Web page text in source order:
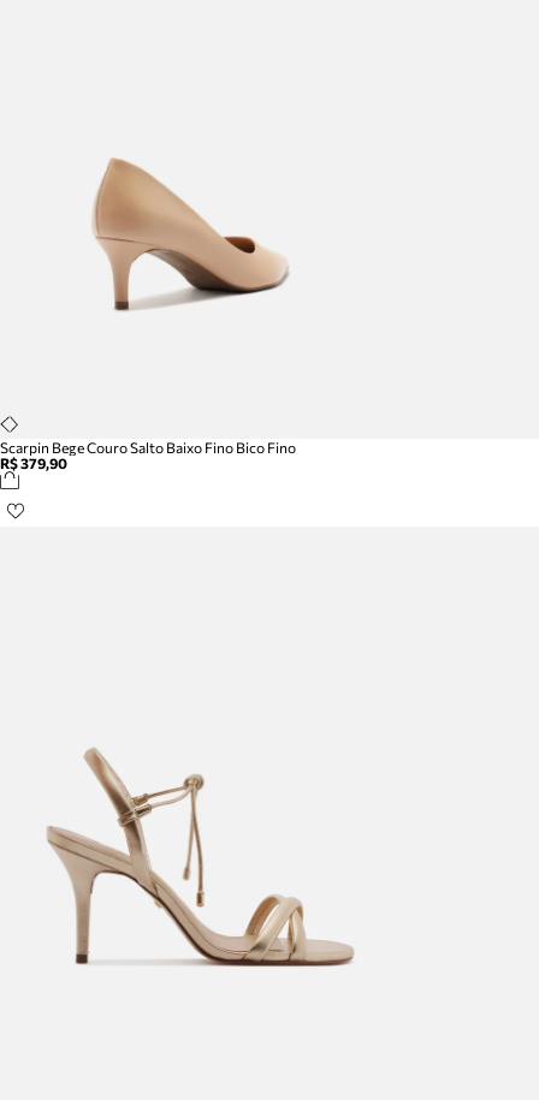
Scarpin Bege Couro Salto Baixo Fino Bico Fino
R$ 379,90